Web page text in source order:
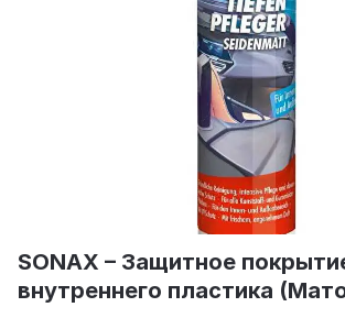
SONAX – Защитное
внутреннего пластика